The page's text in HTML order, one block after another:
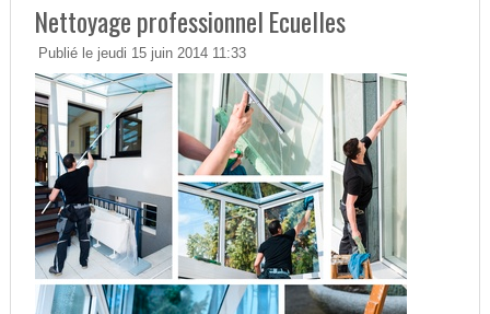
Nettoyage professionnel Ecuelles
Publié le jeudi 15 juin 2014 11:33